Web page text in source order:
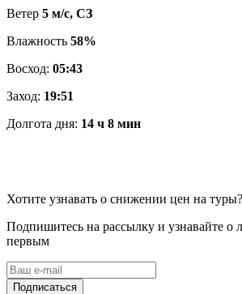
Ветер 5 м/с, СЗ
Влажность 58%
Восход: 05:43
Заход: 19:51
Долгота дня: 14 ч 8 мин
Хотите узнавать о снижении цен на туры?
Подпишитесь на рассылку и узнавайте о
первым
Подписаться